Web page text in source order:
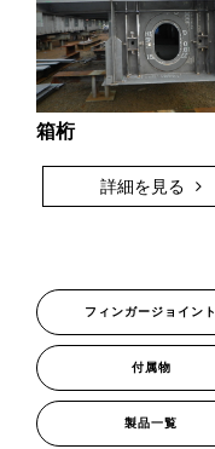
プロジェクトストーリー
新卒採用向け
採用Ｑ&A
箱桁
詳細を見る
フィンガージョイント
付属物
製品一覧